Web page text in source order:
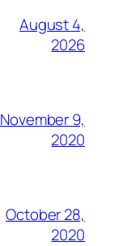
August 4,
2026
November 9,
2020
October 28,
2020